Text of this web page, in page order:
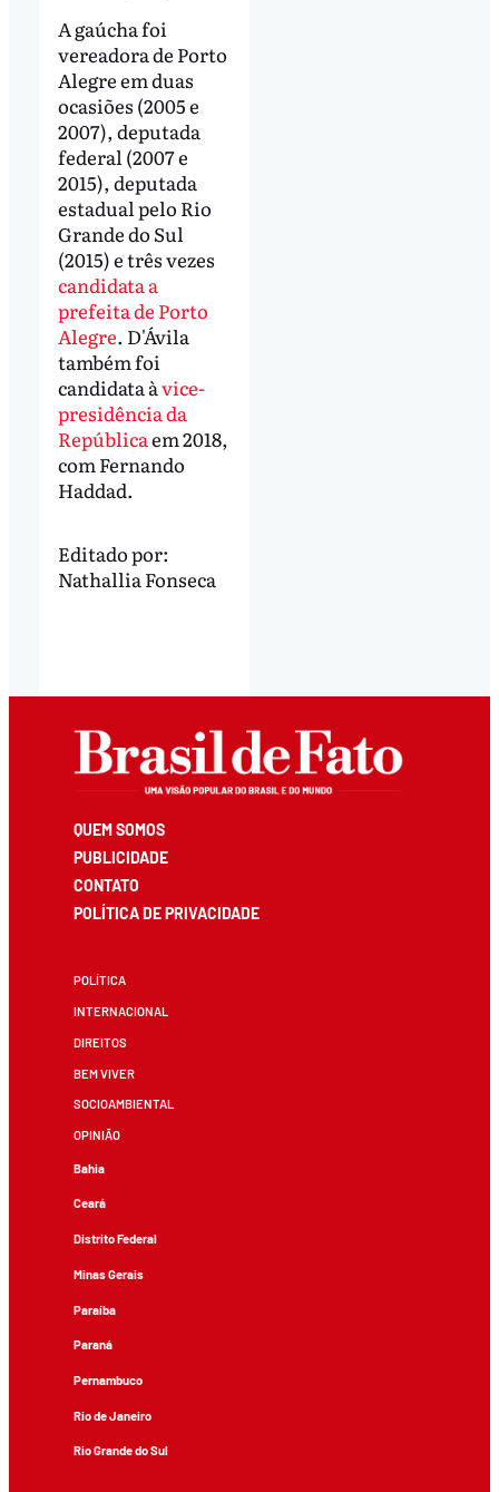
A gaúcha foi
vereadora de Porto
Alegre em duas
ocasiões (2005 e
2007), deputada
federal (2007 e
2015), deputada
estadual pelo Rio
Grande do Sul
(2015) e três vezes
candidata a
prefeita de Porto
Alegre. D'Ávila
também foi
candidata àvice-
presidência da
Repúblicaem 2018,
com Fernando
Haddad.
Editado por:
Nathallia Fonseca
QUEM SOMOS
PUBLICIDADE
CONTATO
POLÍTICA DE PRIVACIDADE
POLÍTICA
INTERNACIONAL
DIREITOS
BEM VIVER
SOCIOAMBIENTAL
OPINIÃO
Bahia
Ceará
Distrito Federal
Minas Gerais
Paraíba
Paraná
Pernambuco
Rio de Janeiro
Rio Grande do Sul